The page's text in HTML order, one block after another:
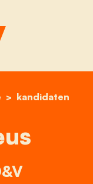
kandidaten
leus